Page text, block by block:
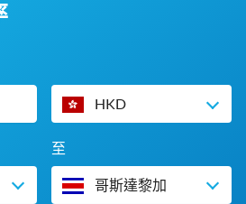
HKD
至
哥斯達黎加